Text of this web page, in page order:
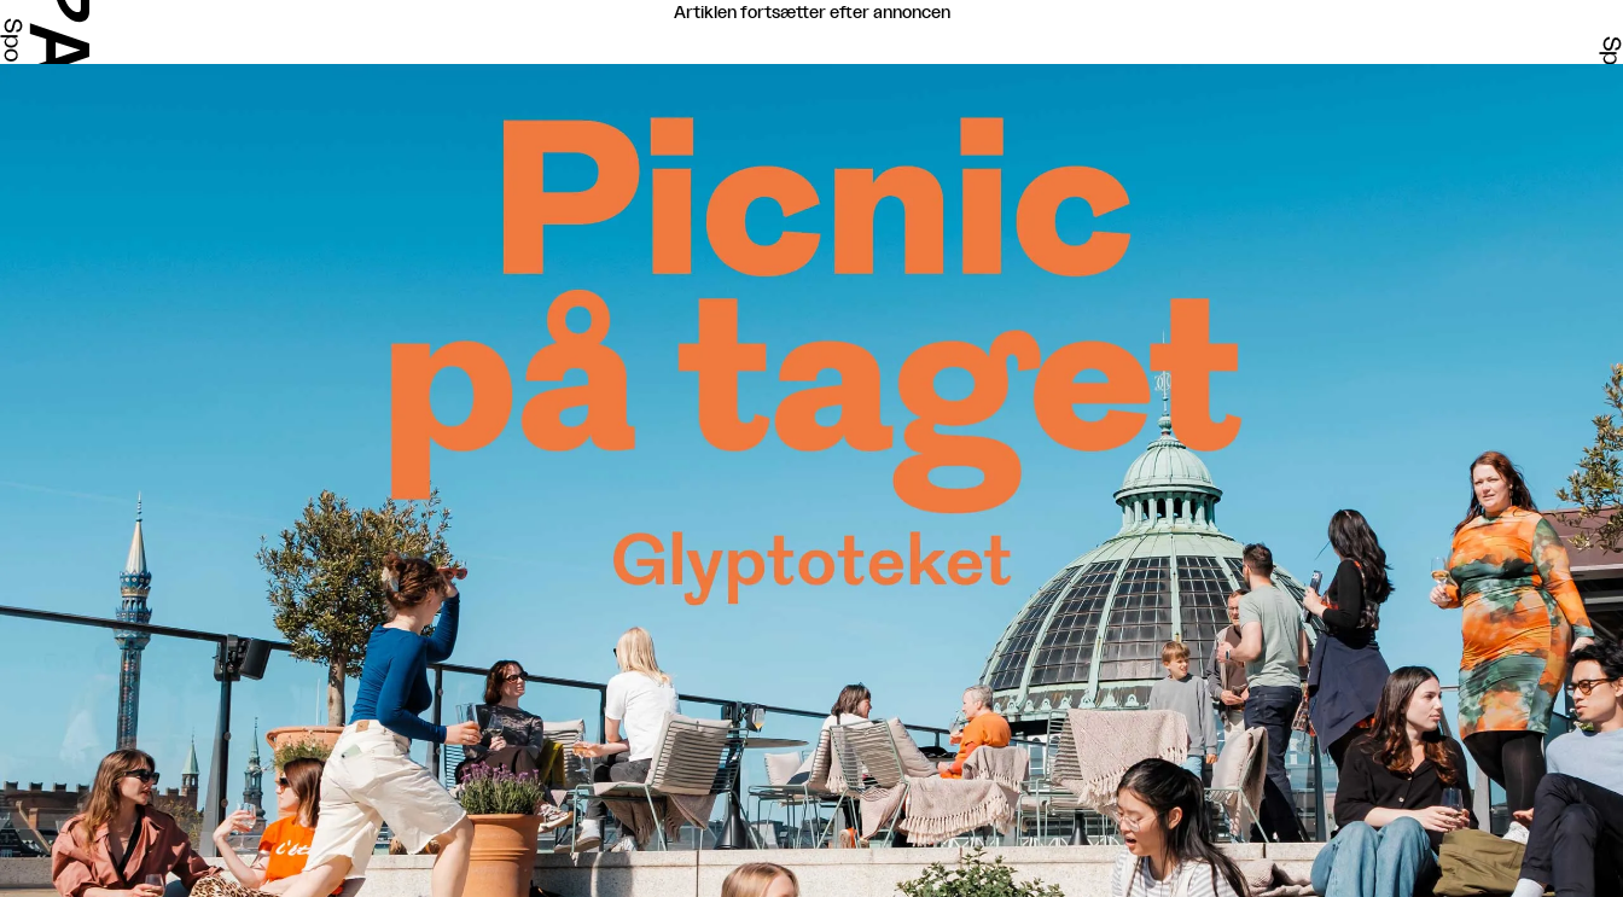
Artiklen fortsætter efter annoncen